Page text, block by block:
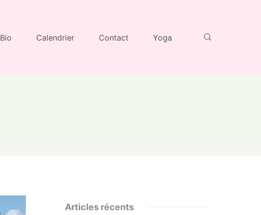
Bio Calendrier Contact Yoga
Articles récents